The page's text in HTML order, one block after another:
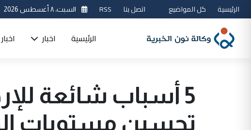
الرئيسية كل المواضيع اتصل بنا RSS السبت، ٨ أغسطس 2026
الرئيسية اخبار
5 أسباب شائعة
تحسين مستويات